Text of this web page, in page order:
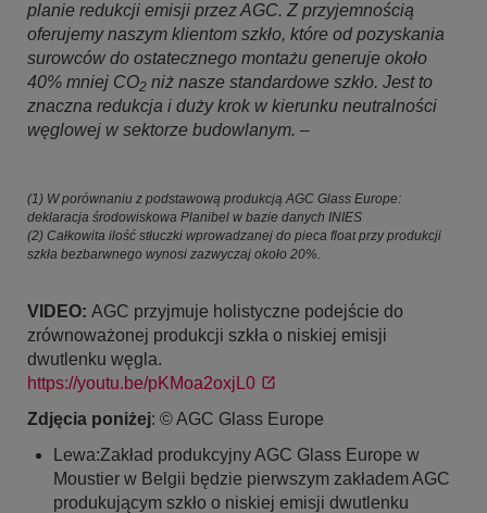
planie redukcji emisji przez AGC. Z przyjemnością
oferujemy naszym klientom szkło, które od pozyskania
surowców do ostatecznego montażu generuje około
40% mniej CO2 niż nasze standardowe szkło. Jest to
znaczna redukcja i duży krok w kierunku neutralności
węglowej w sektorze budowlanym. –
(1) W porównaniu z podstawową produkcją AGC Glass Europe:
deklaracja środowiskowa Planibel w bazie danych INIES
(2) Całkowita ilość stłuczki wprowadzanej do pieca float przy produkcji
szkła bezbarwnego wynosi zazwyczaj około 20%.
VIDEO: AGC przyjmuje holistyczne podejście do
zrównoważonej produkcji szkła o niskiej emisji
dwutlenku węgla.
https://youtu.be/pKMoa2oxjL0
Zdjęcia poniżej: © AGC Glass Europe
Lewa:Zakład produkcyjny AGC Glass Europe w
Moustier w Belgii będzie pierwszym zakładem AGC
produkującym szkło o niskiej emisji dwutlenku